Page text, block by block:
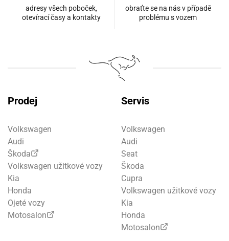
adresy všech poboček,
otevírací časy a kontakty
obraťte se na nás v případě
problému s vozem
Prodej
Volkswagen
Audi
Škoda
Volkswagen užitkové vozy
Kia
Honda
Ojeté vozy
Motosalon
Servis
Volkswagen
Audi
Seat
Škoda
Cupra
Volkswagen užitkové vozy
Kia
Honda
Motosalon